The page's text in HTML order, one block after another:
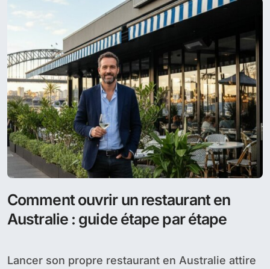
Comment ouvrir un restaurant en
Australie : guide étape par étape
Lancer son propre restaurant en Australie attire